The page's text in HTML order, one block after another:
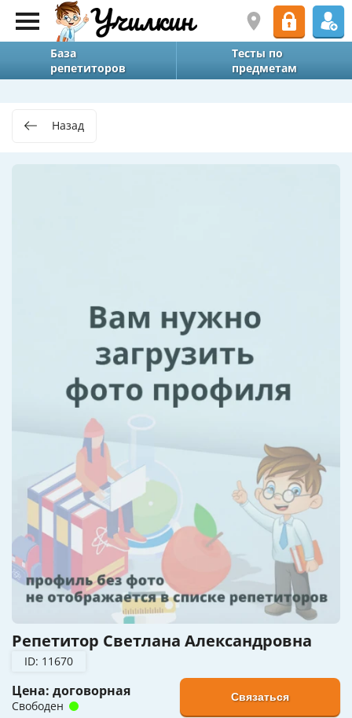
База
репетиторов
Тесты по
предметам
Назад
Репетитор Светлана Александровна
ID: 11670
Цена: договорная
Свободен
Связаться